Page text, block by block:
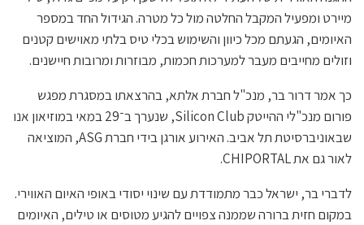
מיירט ומפעיל המקבל החלטה מול כל מטרה. הגידול החד במספר
האיומים, הגעתם מכל כיוון והשימוש בכלי טיס בלתי מאוישים קטנים
וזולים מחייבים מעבר למערכות חכמות, מבוזרות ומרובות חיישנים.
כך אמר דרור בר, מנכ"ל חברת אלתא, בהרצאתו במסגרת מפגש
פורום מנכ"לי ההייטק Silicon Club, שנערך ב־29 במאי במוזיאון אנו
שבאוניברסיטת תל אביב. האירוע אורגן בידי חברת ASG, המוציאה
לאור גם את CHIPORTAL.
לדברי בר, ישראל כבר מתמודדת עם שינוי יסודי באופי האיום האווירי.
במקום חזית ברורה שממנה צפויים להגיע מטוסים או טילים, האיומים